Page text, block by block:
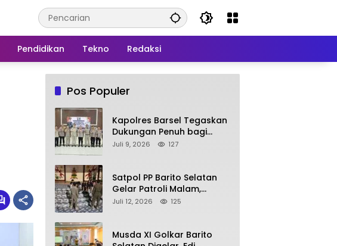
Pendidikan Tekno Redaksi
Pos Populer
Kapolres Barsel Tegaskan
Dukungan Penuh bagi
Pengembangan KBPPP
Juli 9, 2026 127
Satpol PP Barito Selatan
Gelar Patroli Malam,
Tindak Lanjuti Keluhan
Juli 12, 2026 125
Musda XI Golkar Barito